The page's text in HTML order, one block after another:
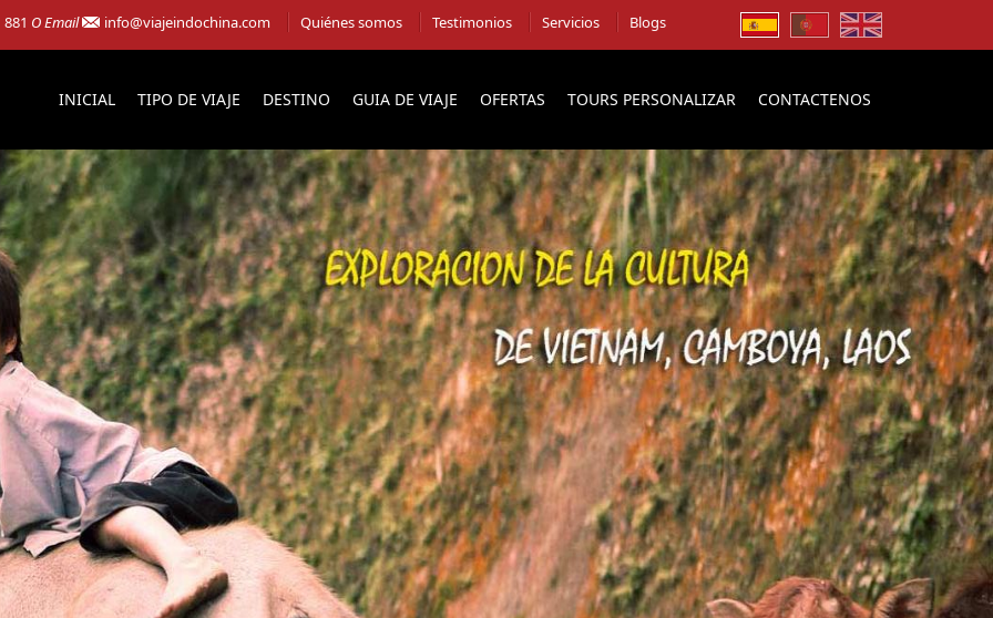
O Email info@viajeindochina.com Quiénes somos Testimonios Servicios Blogs
INICIAL TIPO DE VIAJE DESTINO GUIA DE VIAJE OFERTAS TOURS PERSONALIZAR CONTACTENOS